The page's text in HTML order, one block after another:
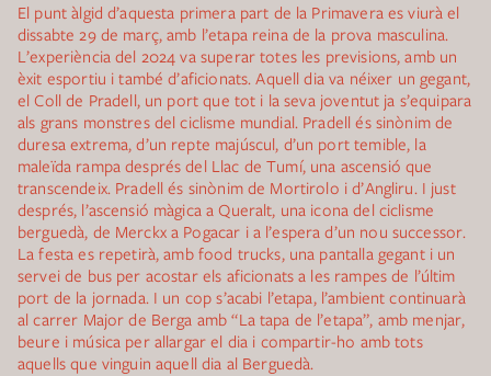
El punt àlgid d’aquesta primera part de la Primavera es viurà el
dissabte 29 de març, amb l’etapa reina de la prova masculina.
L’experiència del 2024 va superar totes les previsions, amb un
èxit esportiu i també d’aficionats. Aquell dia va néixer un gegant,
el Coll de Pradell, un port que tot i la seva joventut ja s’equipara
als grans monstres del ciclisme mundial. Pradell és sinònim de
duresa extrema, d’un repte majúscul, d’un port temible, la
maleïda rampa després del Llac de Tumí, una ascensió que
transcendeix. Pradell és sinònim de Mortirolo i d’Angliru. I just
després, l’ascensió màgica a Queralt, una icona del ciclisme
berguedà, de Merckx a Pogacar i a l’espera d’un nou successor.
La festa es repetirà, amb food trucks, una pantalla gegant i un
servei de bus per acostar els aficionats a les rampes de l’últim
port de la jornada. I un cop s’acabi l’etapa, l’ambient continuarà
al carrer Major de Berga amb “La tapa de l’etapa”, amb menjar,
beure i música per allargar el dia i compartir-ho amb tots
aquells que vinguin aquell dia al Berguedà.